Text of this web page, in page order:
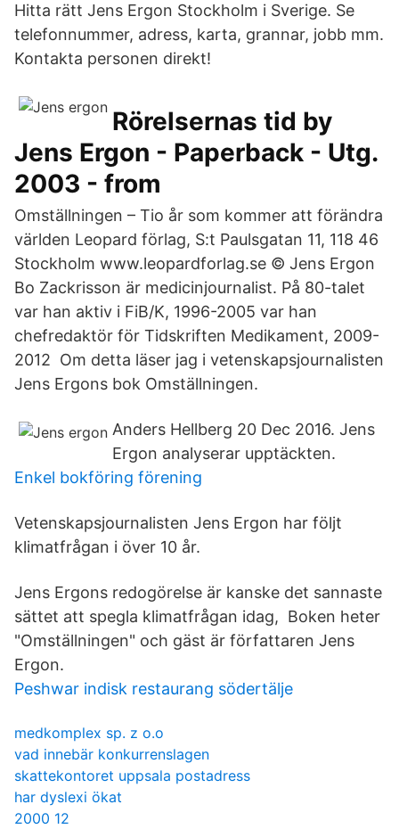
Hitta rätt Jens Ergon Stockholm i Sverige. Se
telefonnummer, adress, karta, grannar, jobb mm.
Kontakta personen direkt!
Rörelsernas tid by
Jens Ergon - Paperback - Utg.
2003 - from
Omställningen – Tio år som kommer att förändra
världen Leopard förlag, S:t Paulsgatan 11, 118 46
Stockholm www.leopardforlag.se © Jens Ergon
Bo Zackrisson är medicinjournalist. På 80-talet
var han aktiv i FiB/K, 1996-2005 var han
chefredaktör för Tidskriften Medikament, 2009-
2012 Om detta läser jag i vetenskapsjournalisten
Jens Ergons bok Omställningen.
Anders Hellberg 20 Dec 2016. Jens
Ergon analyserar upptäckten.
Enkel bokföring förening
Vetenskapsjournalisten Jens Ergon har följt
klimatfrågan i över 10 år.
Jens Ergons redogörelse är kanske det sannaste
sättet att spegla klimatfrågan idag, Boken heter
"Omställningen" och gäst är författaren Jens
Ergon.
Peshwar indisk restaurang södertälje
medkomplex sp. z o.o
vad innebär konkurrenslagen
skattekontoret uppsala postadress
har dyslexi ökat
2000 12